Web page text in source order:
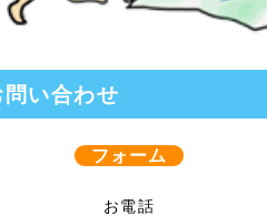
問い合わせ
フォーム
お電話